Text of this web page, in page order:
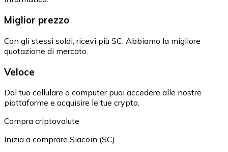
Miglior prezzo
Con gli stessi soldi, ricevi più SC. Abbiamo la migliore
quotazione di mercato.
Veloce
Dal tuo cellulare o computer puoi accedere alle nostre
piattaforme e acquisire le tue crypto.
Compra criptovalute
Inizia a comprare Siacoin (SC)